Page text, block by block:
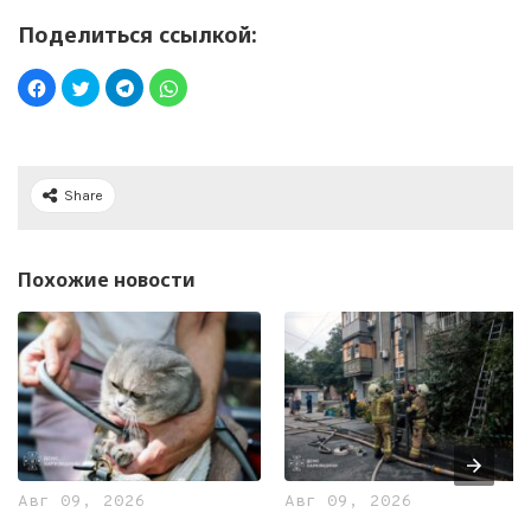
Поделиться ссылкой:
Share
Похожие новости
Авг 09, 2026 Авг 09, 2026